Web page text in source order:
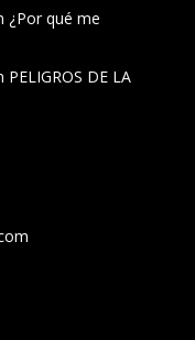
¿Por qué me
PELIGROS DE LA